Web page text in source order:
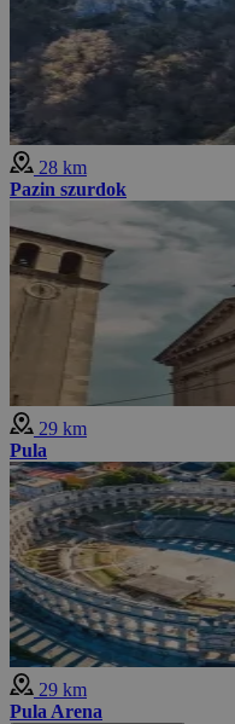
28 km
Pazin szurdok
29 km
Pula
29 km
Pula Arena